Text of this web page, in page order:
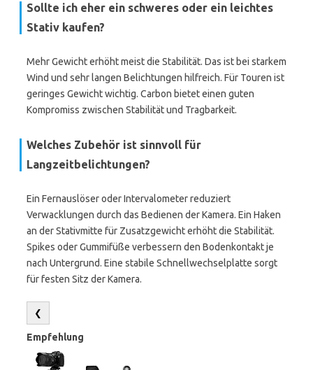
Sollte ich eher ein schweres oder ein leichtes
Stativ kaufen?
Mehr Gewicht erhöht meist die Stabilität. Das ist bei starkem
Wind und sehr langen Belichtungen hilfreich. Für Touren ist
geringes Gewicht wichtig. Carbon bietet einen guten
Kompromiss zwischen Stabilität und Tragbarkeit.
Welches Zubehör ist sinnvoll für
Langzeitbelichtungen?
Ein Fernauslöser oder Intervalometer reduziert
Verwacklungen durch das Bedienen der Kamera. Ein Haken
an der Stativmitte für Zusatzgewicht erhöht die Stabilität.
Spikes oder Gummifüße verbessern den Bodenkontakt je
nach Untergrund. Eine stabile Schnellwechselplatte sorgt
für festen Sitz der Kamera.
❮
Empfehlung